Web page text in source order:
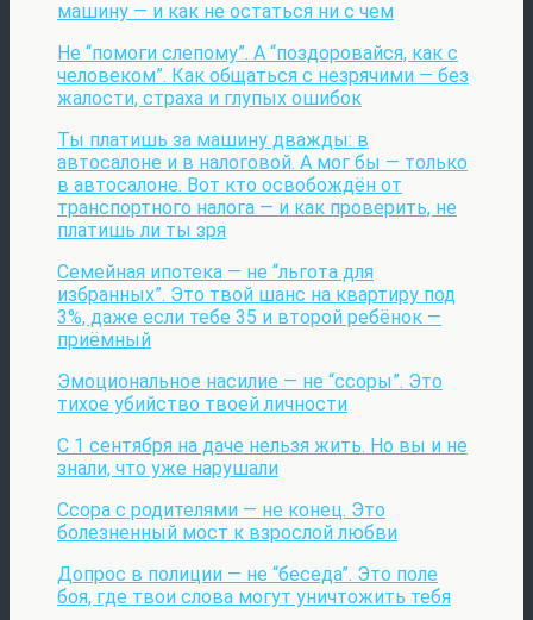
машину — и как не остаться ни с чем
Не “помоги слепому”. А “поздоровайся, как с
человеком”. Как общаться с незрячими — без
жалости, страха и глупых ошибок
Ты платишь за машину дважды: в
автосалоне и в налоговой. А мог бы — только
в автосалоне. Вот кто освобождён от
транспортного налога — и как проверить, не
платишь ли ты зря
Семейная ипотека — не “льгота для
избранных”. Это твой шанс на квартиру под
3%, даже если тебе 35 и второй ребёнок —
приёмный
Эмоциональное насилие — не “ссоры”. Это
тихое убийство твоей личности
С 1 сентября на даче нельзя жить. Но вы и не
знали, что уже нарушали
Ссора с родителями — не конец. Это
болезненный мост к взрослой любви
Допрос в полиции — не “беседа”. Это поле
боя, где твои слова могут уничтожить тебя